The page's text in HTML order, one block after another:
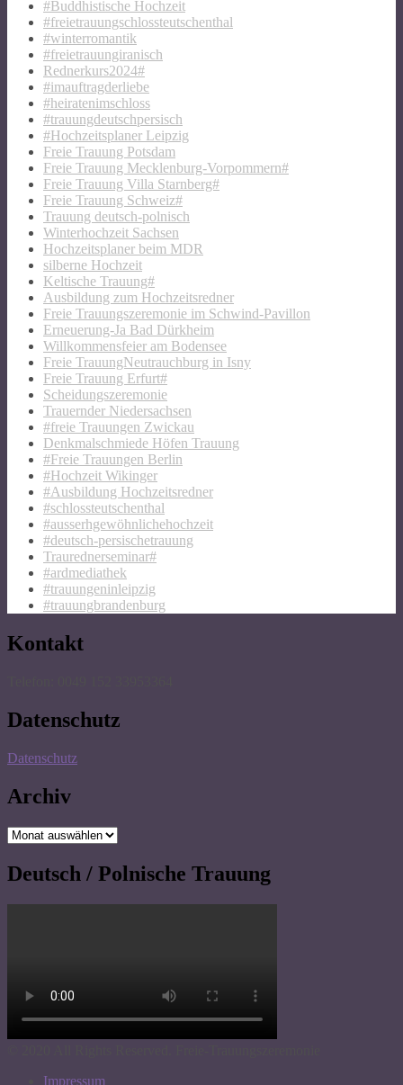
#Buddhistische Hochzeit
#freietrauungschlossteutschenthal
#winterromantik
#freietrauungiranisch
Rednerkurs2024#
#imauftragderliebe
#heiratenimschloss
#trauungdeutschpersisch
#Hochzeitsplaner Leipzig
Freie Trauung Potsdam
Freie Trauung Mecklenburg-Vorpommern#
Freie Trauung Villa Starnberg#
Freie Trauung Schweiz#
Trauung deutsch-polnisch
Winterhochzeit Sachsen
Hochzeitsplaner beim MDR
silberne Hochzeit
Keltische Trauung#
Ausbildung zum Hochzeitsredner
Freie Trauungszeremonie im Schwind-Pavillon
Erneuerung-Ja Bad Dürkheim
Willkommensfeier am Bodensee
Freie TrauungNeutrauchburg in Isny
Freie Trauung Erfurt#
Scheidungszeremonie
Trauernder Niedersachsen
#freie Trauungen Zwickau
Denkmalschmiede Höfen Trauung
#Freie Trauungen Berlin
#Hochzeit Wikinger
#Ausbildung Hochzeitsredner
#schlossteutschenthal
#ausserhgewöhnlichehochzeit
#deutsch-persischetrauung
Traurednerseminar#
#ardmediathek
#trauungeninleipzig
#trauungbrandenburg
Kontakt
Datenschutz
Datenschutz
Archiv
Archiv
Deutsch / Polnische Trauung
Impressum